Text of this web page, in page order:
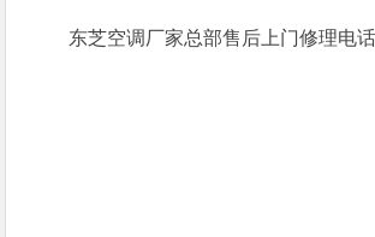
东芝空调厂家总部售后上门修理电